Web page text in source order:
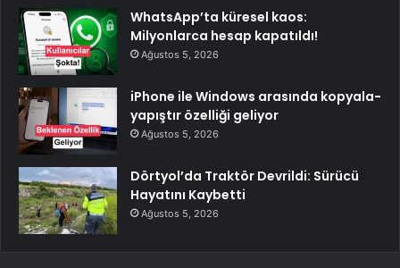
WhatsApp’ta küresel kaos:
Milyonlarca hesap kapatıldı!
Ağustos 5, 2026
iPhone ile Windows arasında kopyala-
yapıştır özelliği geliyor
Ağustos 5, 2026
Dörtyol’da Traktör Devrildi: Sürücü
Hayatını Kaybetti
Ağustos 5, 2026